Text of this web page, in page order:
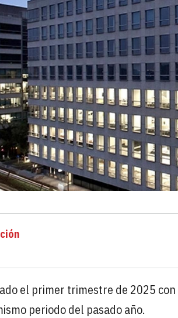
el primer trimestre de 2025
periodo del pasado año.